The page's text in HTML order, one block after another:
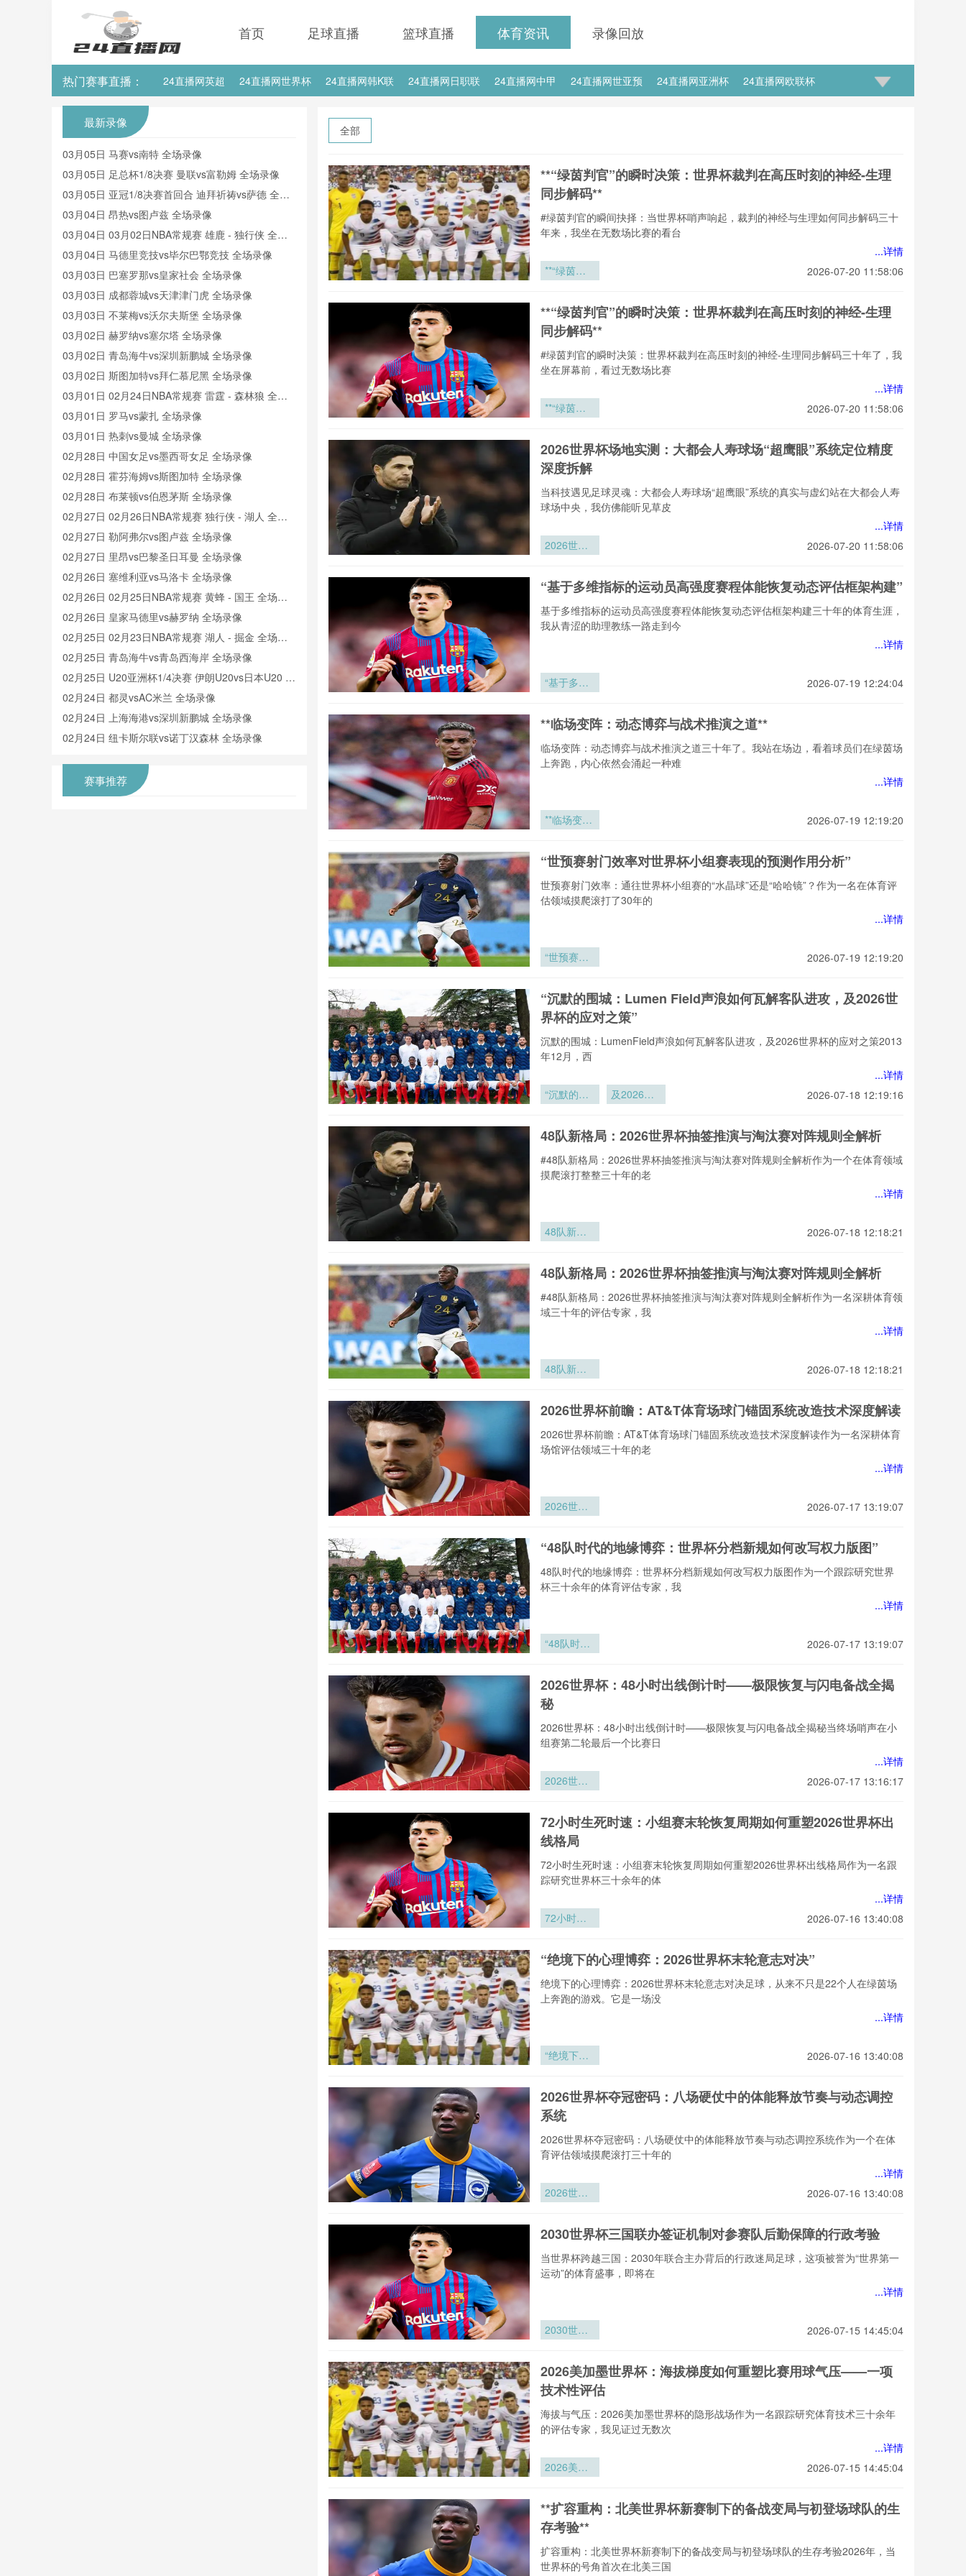
首页 足球直播 篮球直播 体育资讯 录像回放
热门赛事直播： 24直播网英超 24直播网世界杯 24直播网韩K联 24直播网日职联 24直播网中甲 24直播网世亚预 24直播网亚洲杯 24直播网欧联杯
全部
**“绿茵判官”的瞬时决策：世界杯裁判在高压时刻的神经-生理
同步解码**
#绿茵判官的瞬间抉择：当世界杯哨声响起，裁判的神经与生理如何同步解码三十
年来，我坐在无数场比赛的看台
...详情
**“绿茵判
杯裁判在高
压时刻的神
步解码**
2026-07-20 11:58:06
**“绿茵判官”的瞬时决策：世界杯裁判在高压时刻的神经-生理
同步解码**
#绿茵判官的瞬时决策：世界杯裁判在高压时刻的神经-生理同步解码三十年了，我
坐在屏幕前，看过无数场比赛
...详情
**“绿茵判
杯裁判在高
压时刻的神
步解码**
2026-07-20 11:58:06
2026世界杯场地实测：大都会人寿球场“超鹰眼”系统定位精度
深度拆解
当科技遇见足球灵魂：大都会人寿球场“超鹰眼”系统的真实与虚幻站在大都会人寿
球场中央，我仿佛能听见草皮
...详情
2026世界
人寿球
场“超鹰
眼”系统定
位精度深度
2026-07-20 11:58:06
“基于多维指标的运动员高强度赛程体能恢复动态评估框架构建”
基于多维指标的运动员高强度赛程体能恢复动态评估框架构建三十年的体育生涯，
我从青涩的助理教练一路走到今
...详情
“基于多维
程体能恢复
动态评估框
架构建”
2026-07-19 12:24:04
**临场变阵：动态博弈与战术推演之道**
临场变阵：动态博弈与战术推演之道三十年了。我站在场边，看着球员们在绿茵场
上奔跑，内心依然会涌起一种难
...详情
**临场变
演之道**
2026-07-19 12:19:20
“世预赛射门效率对世界杯小组赛表现的预测作用分析”
世预赛射门效率：通往世界杯小组赛的“水晶球”还是“哈哈镜”？作为一名在体育评
估领域摸爬滚打了30年的
...详情
“世预赛射
表现的预测
作用分析”
2026-07-19 12:19:20
“沉默的围城：Lumen Field声浪如何瓦解客队进攻，及2026世
界杯的应对之策”
沉默的围城：LumenField声浪如何瓦解客队进攻，及2026世界杯的应对之策2013
年12月，西
...详情
“沉默的围
Field声浪
如何瓦解客
队进攻
及2026世
2026-07-18 12:19:16
48队新格局：2026世界杯抽签推演与淘汰赛对阵规则全解析
#48队新格局：2026世界杯抽签推演与淘汰赛对阵规则全解析作为一个在体育领域
摸爬滚打整整三十年的老
...详情
48队新格
推演与淘汰
赛对阵规则
全解析
2026-07-18 12:18:21
48队新格局：2026世界杯抽签推演与淘汰赛对阵规则全解析
#48队新格局：2026世界杯抽签推演与淘汰赛对阵规则全解析作为一名深耕体育领
域三十年的评估专家，我
...详情
48队新格
推演与淘汰
赛对阵规则
全解析
2026-07-18 12:18:21
2026世界杯前瞻：AT&T体育场球门锚固系统改造技术深度解读
2026世界杯前瞻：AT&T体育场球门锚固系统改造技术深度解读作为一名深耕体育
场馆评估领域三十年的老
...详情
2026世界
场球门锚固
系统改造技
术深度解读
2026-07-17 13:19:07
“48队时代的地缘博弈：世界杯分档新规如何改写权力版图”
48队时代的地缘博弈：世界杯分档新规如何改写权力版图作为一个跟踪研究世界
杯三十余年的体育评估专家，我
...详情
“48队时代
分档新规如
何改写权力
2026-07-17 13:19:07
2026世界杯：48小时出线倒计时——极限恢复与闪电备战全揭
秘
2026世界杯：48小时出线倒计时——极限恢复与闪电备战全揭秘当终场哨声在小
组赛第二轮最后一个比赛日
...详情
2026世界
时——极限
恢复与闪电
2026-07-17 13:16:17
72小时生死时速：小组赛末轮恢复周期如何重塑2026世界杯出
线格局
72小时生死时速：小组赛末轮恢复周期如何重塑2026世界杯出线格局作为一名跟
踪研究世界杯三十余年的体
...详情
72小时生
复周期如何
重塑2026
世界杯出线
格局
2026-07-16 13:40:08
“绝境下的心理博弈：2026世界杯末轮意志对决”
绝境下的心理博弈：2026世界杯末轮意志对决足球，从来不只是22个人在绿茵场
上奔跑的游戏。它是一场没
...详情
“绝境下的
杯末轮意志
对决”
2026-07-16 13:40:08
2026世界杯夺冠密码：八场硬仗中的体能释放节奏与动态调控
系统
2026世界杯夺冠密码：八场硬仗中的体能释放节奏与动态调控系统作为一个在体
育评估领域摸爬滚打三十年的
...详情
2026世界
仗中的体能
释放节奏与
动态调控系
统
2026-07-16 13:40:08
2030世界杯三国联办签证机制对参赛队后勤保障的行政考验
当世界杯跨越三国：2030年联合主办背后的行政迷局足球，这项被誉为“世界第一
运动”的体育盛事，即将在
...详情
2030世界
参赛队后勤
保障的行政
2026-07-15 14:45:04
2026美加墨世界杯：海拔梯度如何重塑比赛用球气压——一项
技术性评估
海拔与气压：2026美加墨世界杯的隐形战场作为一名跟踪研究体育技术三十余年
的评估专家，我见证过无数次
...详情
2026美加
何重塑比赛
用球气压
术性评估
2026-07-15 14:45:04
**扩容重构：北美世界杯新赛制下的备战变局与初登场球队的生
存考验**
扩容重构：北美世界杯新赛制下的备战变局与初登场球队的生存考验2026年，当
世界杯的号角首次在北美三国
最新录像
03月05日 马赛vs南特 全场录像
03月05日 足总杯1/8决赛 曼联vs富勒姆 全场录像
03月05日 亚冠1/8决赛首回合 迪拜祈祷vs萨德 全场
录像
03月04日 昂热vs图卢兹 全场录像
03月04日 03月02日NBA常规赛 雄鹿 - 独行侠 全场
录像
03月04日 马德里竞技vs毕尔巴鄂竞技 全场录像
03月03日 巴塞罗那vs皇家社会 全场录像
03月03日 成都蓉城vs天津津门虎 全场录像
03月03日 不莱梅vs沃尔夫斯堡 全场录像
03月02日 赫罗纳vs塞尔塔 全场录像
03月02日 青岛海牛vs深圳新鹏城 全场录像
03月02日 斯图加特vs拜仁慕尼黑 全场录像
03月01日 02月24日NBA常规赛 雷霆 - 森林狼 全场
录像
03月01日 罗马vs蒙扎 全场录像
03月01日 热刺vs曼城 全场录像
02月28日 中国女足vs墨西哥女足 全场录像
02月28日 霍芬海姆vs斯图加特 全场录像
02月28日 布莱顿vs伯恩茅斯 全场录像
02月27日 02月26日NBA常规赛 独行侠 - 湖人 全场
录像
02月27日 勒阿弗尔vs图卢兹 全场录像
02月27日 里昂vs巴黎圣日耳曼 全场录像
02月26日 塞维利亚vs马洛卡 全场录像
02月26日 02月25日NBA常规赛 黄蜂 - 国王 全场录
像
02月26日 皇家马德里vs赫罗纳 全场录像
02月25日 02月23日NBA常规赛 湖人 - 掘金 全场录
像
02月25日 青岛海牛vs青岛西海岸 全场录像
02月25日 U20亚洲杯1/4决赛 伊朗U20vs日本U20 全
场录像
02月24日 都灵vsAC米兰 全场录像
02月24日 上海海港vs深圳新鹏城 全场录像
02月24日 纽卡斯尔联vs诺丁汉森林 全场录像
赛事推荐